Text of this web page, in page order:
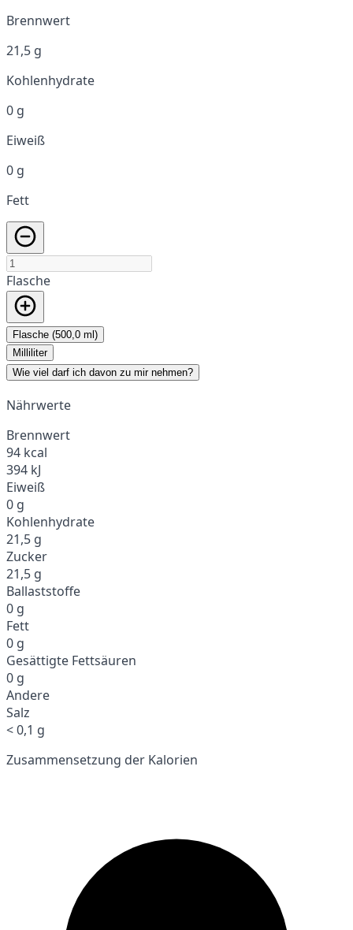
Brennwert
21,5 g
Kohlenhydrate
0 g
Eiweiß
0 g
Fett
Flasche
Flasche (500,0 ml)
Milliliter
Wie viel darf ich davon zu mir nehmen?
Nährwerte
Brennwert
94 kcal
394 kJ
Eiweiß
0 g
Kohlenhydrate
21,5 g
Zucker
21,5 g
Ballaststoffe
0 g
Fett
0 g
Gesättigte Fettsäuren
0 g
Andere
Salz
< 0,1 g
Zusammensetzung der Kalorien